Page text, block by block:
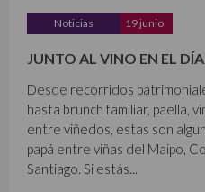
Noticias 19 junio
JUNTO AL VINO EN EL
Desde recorridos
hasta brunch familiar, paella,
entre viñedos, estas son
papá entre viñas del Maipo,
Santiago. Si estás...